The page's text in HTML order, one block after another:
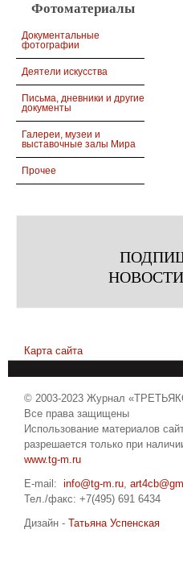
Фотоматериалы
Документальные
фотографии
Деятели искусства
Письма, дневники и другие
документы
Галереи, музеи и
выставочные залы Мира
Прочее
Карта сайта
© 2003-2023 Журнал
Все права защищены
Использование материалов
разрешается только при
www.tg-m.ru
E-mail: info@tg-m.ru,
Тел./факс: +7(495) 691 6434
Дизайн - Татьяна Успенская